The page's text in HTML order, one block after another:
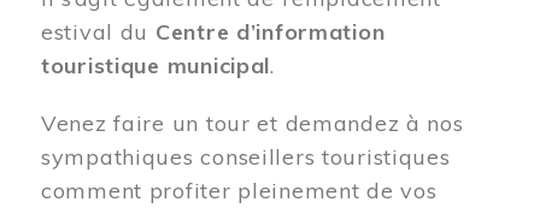
estival du Centre d’information
touristique municipal.
Venez faire un tour et demandez à nos
sympathiques conseillers touristiques
comment profiter pleinement de vos